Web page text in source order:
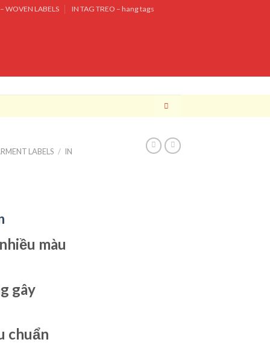
WOVEN LABELS IN TAG TREO – hang tags
LABELS / IN
màu
gây
chuẩn